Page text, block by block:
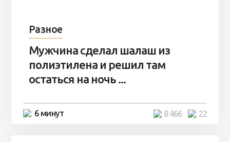
Разное
Мужчина сделал шалаш из
полиэтилена и решил там
остаться на ночь ...
6 минут 22
8 466